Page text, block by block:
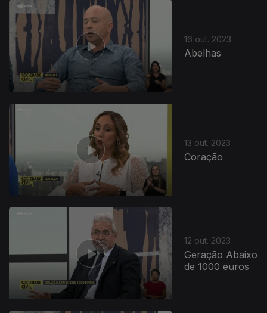
16 out. 2023
Abelhas
13 out. 2023
Coração
12 out. 2023
Geração Abaixo
de 1000 euros